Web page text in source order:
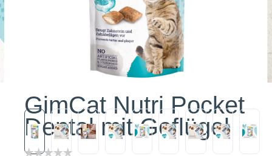
GimCat Nutri Pocket
Dental mit Geflügel